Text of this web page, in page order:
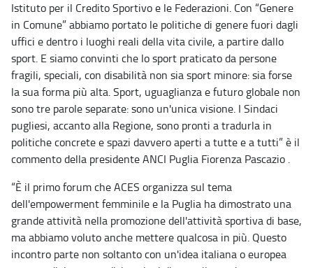
Istituto per il Credito Sportivo e le Federazioni. Con “Genere
in Comune” abbiamo portato le politiche di genere fuori dagli
uffici e dentro i luoghi reali della vita civile, a partire dallo
sport. E siamo convinti che lo sport praticato da persone
fragili, speciali, con disabilità non sia sport minore: sia forse
la sua forma più alta. Sport, uguaglianza e futuro globale non
sono tre parole separate: sono un'unica visione. I Sindaci
pugliesi, accanto alla Regione, sono pronti a tradurla in
politiche concrete e spazi davvero aperti a tutte e a tutti” è il
commento della presidente ANCI Puglia Fiorenza Pascazio .
“È il primo forum che ACES organizza sul tema
dell'empowerment femminile e la Puglia ha dimostrato una
grande attività nella promozione dell'attività sportiva di base,
ma abbiamo voluto anche mettere qualcosa in più. Questo
incontro parte non soltanto con un'idea italiana o europea